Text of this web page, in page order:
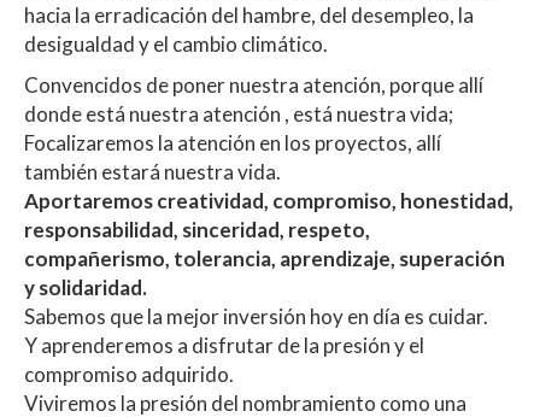
hacia la erradicación del hambre, del desempleo, la
desigualdad y el cambio climático.
Convencidos de poner nuestra atención, porque allí
donde está nuestra atención , está nuestra vida;
Focalizaremos la atención en los proyectos, allí
también estará nuestra vida.
Aportaremos creatividad, compromiso, honestidad,
responsabilidad, sinceridad, respeto,
compañerismo, tolerancia, aprendizaje, superación
y solidaridad.
Sabemos que la mejor inversión hoy en día es cuidar.
Y aprenderemos a disfrutar de la presión y el
compromiso adquirido.
Viviremos la presión del nombramiento como una